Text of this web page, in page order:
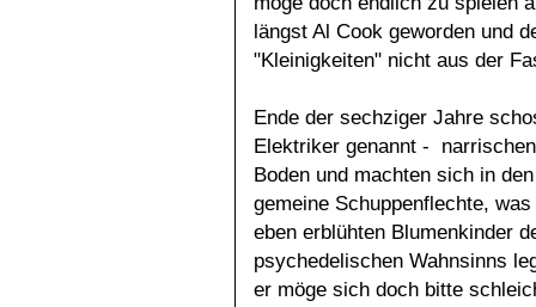
längst Al Cook geworden und
"Kleinigkeiten" nicht aus der
Ende der sechziger Jahre
Elektriker genannt -
Boden und machten sich in
gemeine Schuppenflechte,
eben erblühten Blumenkinder
psychedelischen Wahnsinns
er möge sich doch bitte